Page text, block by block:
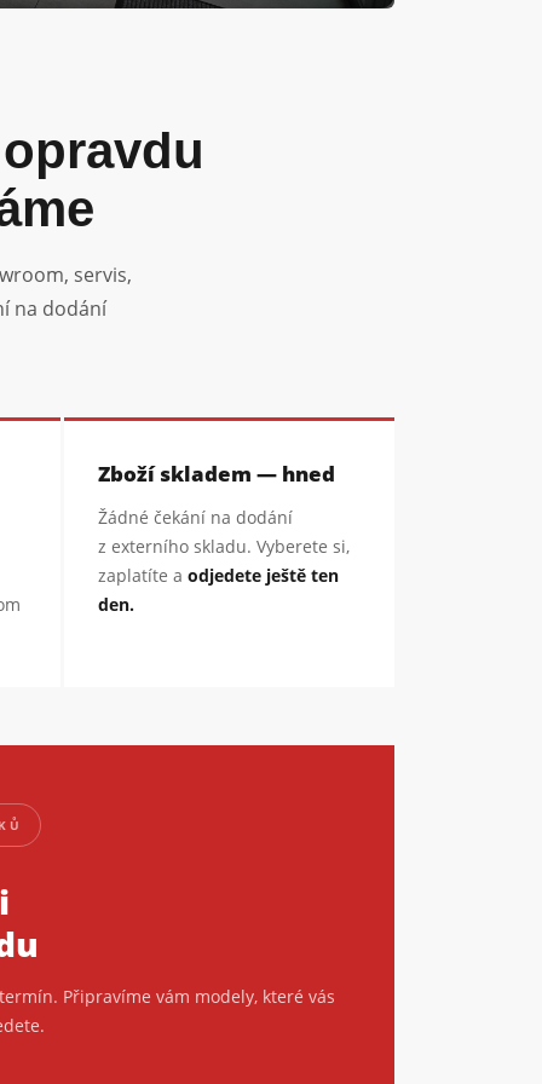
servis,
na dodání
Zboží skladem — hned
Žádné čekání na dodání
z externího skladu. Vyberete si,
zaplatíte aodjedete ještě ten
den.
Připravíme vám modely, které vás